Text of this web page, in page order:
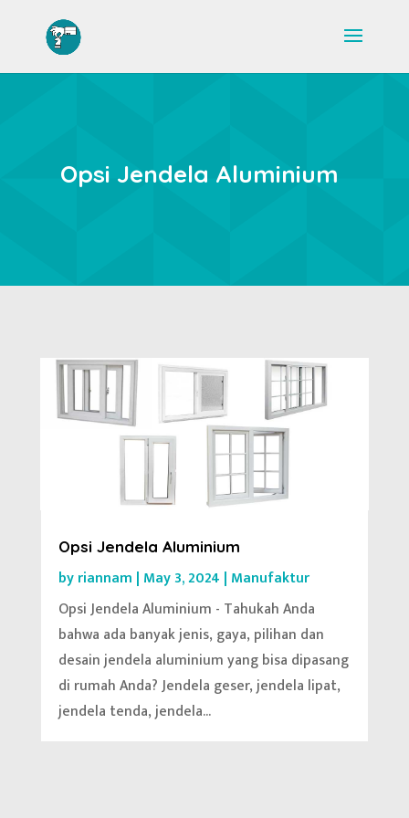
Opsi Jendela Aluminium
Opsi Jendela Aluminium
byriannam | May 3, 2024 | Manufaktur
Opsi Jendela Aluminium - Tahukah Anda
bahwa ada banyak jenis, gaya, pilihan dan
desain jendela aluminium yang bisa dipasang
di rumah Anda? Jendela geser, jendela lipat,
jendela tenda, jendela...